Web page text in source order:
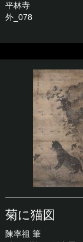
平林寺
外_078
菊に猫図
陳率祖 筆